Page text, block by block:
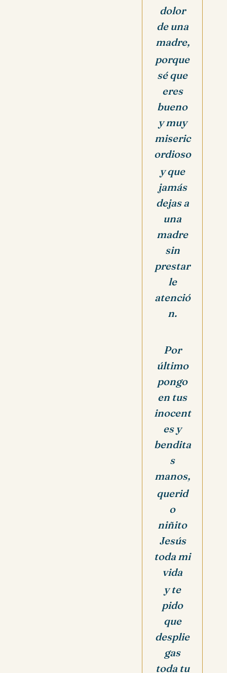
dolor
de una
madre,
porque
sé que
eres
bueno
y muy
miseric
ordioso
y que
jamás
dejas a
una
madre
sin
prestar
le
atenció
n.
Por
último
pongo
en tus
inocent
es y
bendita
s
manos,
querid
o
niñito
Jesús
toda mi
vida
y te
pido
que
desplie
gas
toda tu